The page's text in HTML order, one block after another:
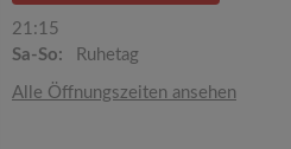
21:15
Sa-So:
Ruhetag
Alle Öffnungszeiten ansehen
t
i